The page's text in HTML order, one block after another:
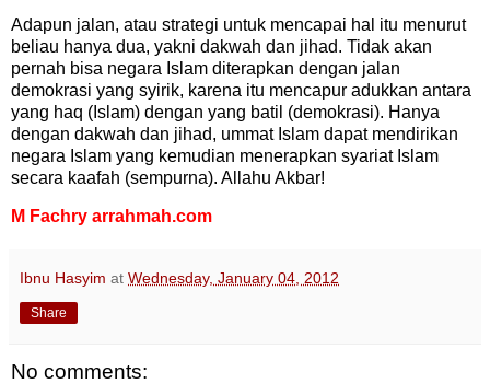
Adapun jalan, atau strategi untuk mencapai hal itu menurut
beliau hanya dua, yakni dakwah dan jihad. Tidak akan
pernah bisa negara Islam diterapkan dengan jalan
demokrasi yang syirik, karena itu mencapur adukkan antara
yang haq (Islam) dengan yang batil (demokrasi). Hanya
dengan dakwah dan jihad, ummat Islam dapat mendirikan
negara Islam yang kemudian menerapkan syariat Islam
secara kaafah (sempurna). Allahu Akbar!
M Fachry arrahmah.com
Ibnu Hasyim at Wednesday, January 04, 2012
Share
No comments: